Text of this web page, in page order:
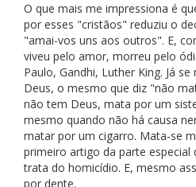
O que mais me impressiona é
por esses "cristãos" reduziu o
"amai-vos uns aos outros". E,
viveu pelo amor, morreu pelo
Paulo, Gandhi, Luther King. Já
Deus, o mesmo que diz "não
não tem Deus, mata por um
mesmo quando não há causa
matar por um cigarro. Mata-se
primeiro artigo da parte especial
trata do homicídio. E, mesmo
por dente.